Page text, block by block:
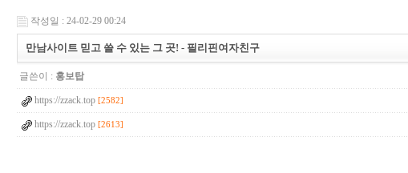
작성일 : 24-02-29 00:24
만남사이트 믿고 쓸 수 있는 그 곳! - 필­리­핀­여­자­친­구
글쓴이 : 홍보탑
https://zzack.top [2582]
https://zzack.top [2613]